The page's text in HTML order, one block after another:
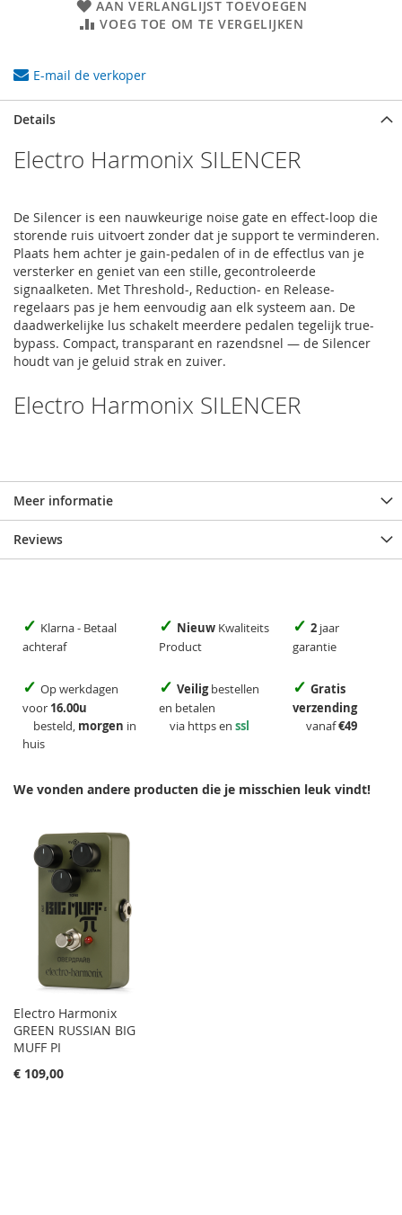
AAN VERLANGLIJST TOEVOEGEN
VOEG TOE OM TE VERGELIJKEN
E-mail de verkoper
Details
Electro Harmonix SILENCER
De Silencer is een nauwkeurige noise gate en effect-loop die
storende ruis uitvoert zonder dat je support te verminderen.
Plaats hem achter je gain-pedalen of in de effectlus van je
versterker en geniet van een stille, gecontroleerde
signaalketen. Met Threshold-, Reduction- en Release-
regelaars pas je hem eenvoudig aan elk systeem aan. De
daadwerkelijke lus schakelt meerdere pedalen tegelijk true-
bypass. Compact, transparant en razendsnel — de Silencer
houdt van je geluid strak en zuiver.
Electro Harmonix SILENCER
Meer informatie
Reviews
✓ Klarna - Betaal
achteraf
✓ Nieuw Kwaliteits
Product
✓ 2 jaar
garantie
✓ Op werkdagen
voor 16.00u
besteld, morgen in
huis
✓ Veiligbestellen
en betalen
via https en ssl
✓ Gratis
verzending
vanaf€49
We vonden andere producten die je misschien leuk vindt!
Electro Harmonix
GREEN RUSSIAN BIG
MUFF PI
€ 109,00